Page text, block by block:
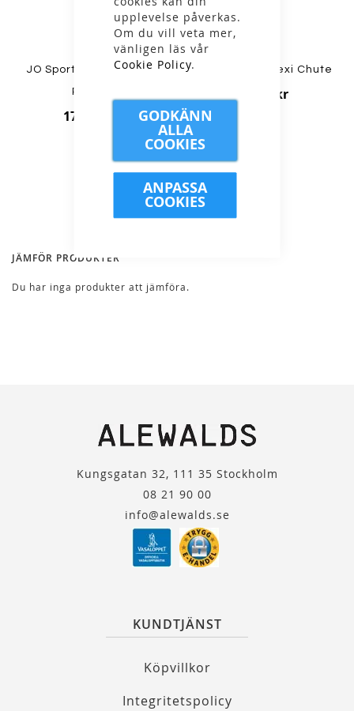
upplevelse påverkas.
Om du vill veta mer,
vänligen läs vår
Cookie Policy.
GODKÄNN
ALLA
COOKIES
ANPASSA
COOKIES
JO Sport - Snusnäsduk
Paisley
179,00 kr
Icebreaker - Flexi Chute
329,00 kr
JÄMFÖR PRODUKTER
Du har inga produkter att jämföra.
Kungsgatan 32, 111 35 Stockholm
08 21 90 00
info@alewalds.se
KUNDTJÄNST
Köpvillkor
Integritetspolicy